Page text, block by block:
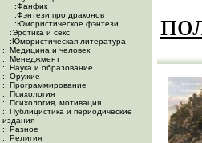
:Фанфик
:Фэнтези про драконов
:Юмористическое фэнтези
:Эротика и секс
:Юмористическая литература
:: Медицина и человек
:: Менеджмент
:: Наука и образование
:: Оружие
:: Программирование
:: Психология
:: Психология, мотивация
:: Публицистика и периодические
издания
:: Разное
:: Религия